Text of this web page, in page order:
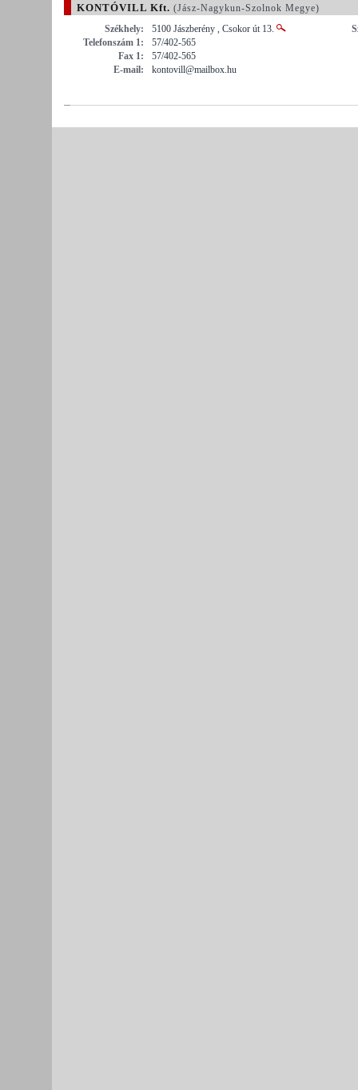
KONTÓVILL Kft. (Jász-Nagykun-Szolnok Megye)
Székhely:
5100 Jászberény , Csokor út 13.
Telefonszám 1:
57/402-565
Fax 1:
57/402-565
E-mail:
kontovill@mailbox.hu